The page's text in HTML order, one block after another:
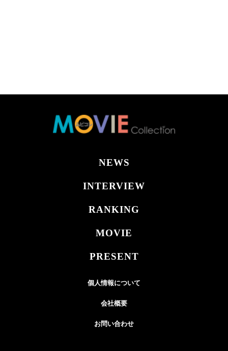
NEWS
INTERVIEW
RANKING
MOVIE
PRESENT
個人情報について
会社概要
お問い合わせ